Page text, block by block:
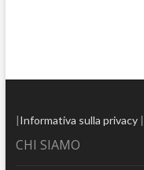
|Informativa sulla privacy|
CHI SIAMO